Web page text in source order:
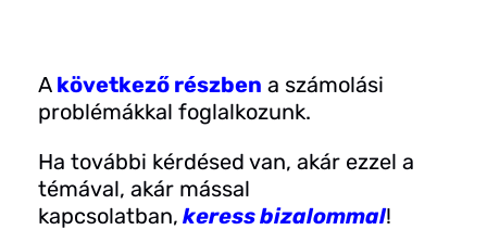
A következő részben a számolási
problémákkal foglalkozunk.
Ha további kérdésed van, akár ezzel a
témával, akár mással
kapcsolatban, keress bizalommal!